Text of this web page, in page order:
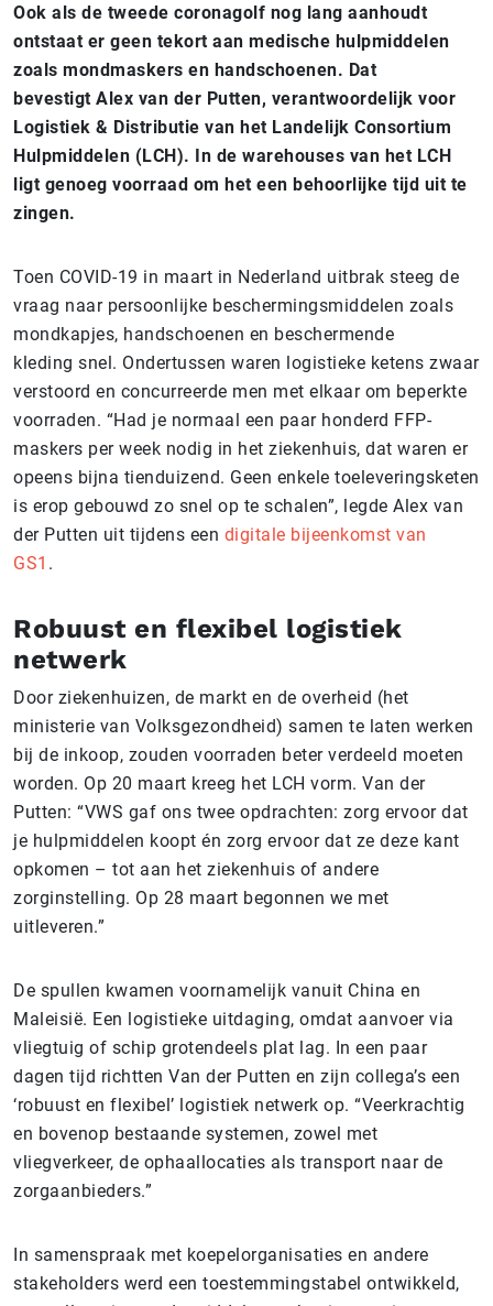
Ook als de tweede coronagolf nog lang aanhoudt
ontstaat er geen tekort aan medische hulpmiddelen
zoals mondmaskers en handschoenen. Dat
bevestigt Alex van der Putten, verantwoordelijk voor
Logistiek & Distributie van het Landelijk Consortium
Hulpmiddelen (LCH). In de warehouses van het LCH
ligt genoeg voorraad om het een behoorlijke tijd uit te
zingen.
Toen COVID-19 in maart in Nederland uitbrak steeg de
vraag naar persoonlijke beschermingsmiddelen zoals
mondkapjes, handschoenen en beschermende
kleding snel. Ondertussen waren logistieke ketens zwaar
verstoord en concurreerde men met elkaar om beperkte
voorraden. “Had je normaal een paar honderd FFP-
maskers per week nodig in het ziekenhuis, dat waren er
opeens bijna tienduizend. Geen enkele toeleveringsketen
is erop gebouwd zo snel op te schalen”, legde Alex van
der Putten uit tijdens een digitale bijeenkomst van
GS1 .
Robuust en flexibel logistiek
netwerk
Door ziekenhuizen, de markt en de overheid (het
ministerie van Volksgezondheid) samen te laten werken
bij de inkoop, zouden voorraden beter verdeeld moeten
worden. Op 20 maart kreeg het LCH vorm. Van der
Putten: “VWS gaf ons twee opdrachten: zorg ervoor dat
je hulpmiddelen koopt én zorg ervoor dat ze deze kant
opkomen – tot aan het ziekenhuis of andere
zorginstelling. Op 28 maart begonnen we met
uitleveren.”
De spullen kwamen voornamelijk vanuit China en
Maleisië. Een logistieke uitdaging, omdat aanvoer via
vliegtuig of schip grotendeels plat lag. In een paar
dagen tijd richtten Van der Putten en zijn collega’s een
‘robuust en flexibel’ logistiek netwerk op. “Veerkrachtig
en bovenop bestaande systemen, zowel met
vliegverkeer, de ophaallocaties als transport naar de
zorgaanbieders.”
In samenspraak met koepelorganisaties en andere
stakeholders werd een toestemmingstabel ontwikkeld,